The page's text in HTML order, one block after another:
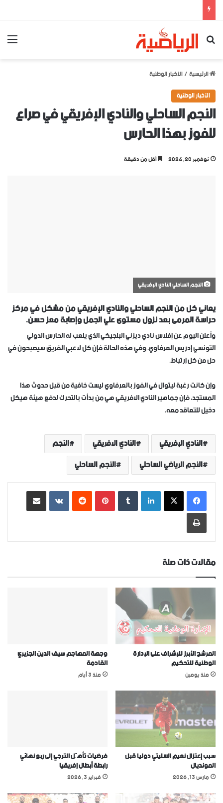
بحث عن
الرئيسية/الأخبار الوطنية
الأخبار الوطنية
النجم الساحلي والنادي الإفريقي في صراع
للفوز بهذا الحارس
نوفمبر 20, 2024 أقل من دقيقة
النجم الساحلي النادي الإفريقي
يعاني كل من النجم الساحلي والنادي الإفريقي من مشكل في مركز
حراسة المرمى بعد نزول مستوى علي الجمل وإصابة معز حسن.
وأعلن اليوم عن إفلاس نادي ديزني البلجيكي الذي يلعب له الحارس الدولي
التونسي إدريس العرفاوي، وفي هذه الحالة فإن كل لاعبي الفريق سيصبحون في
حل من كل إرتباط.
وإن كانت رغبة ليتوال في الفوز بالعرفاوي ليست خافية من قبل حدوث هذا
المستجد، فإن جماهير النادي الافريقي هي من بدأت بالتحرك لدفع هيئة هيكل
دخيل للتعاقد معه.
النادي الإفريقي النادي الافريقي
النجم
النجم الرياضي الساحلي
النجم الساحلي
لينكدإن بينتيريست ‏VKontakte
طباعة
مقالات ذات صلة
المرشح الأبرز للإشراف على الإدارة
الوطنية للتحكيم
منذ يومين
وجهة المهاجم سيف الدين الجزيري
القادمة
منذ 3 أيام
سبب إعتزال نعيم السليتي دوليا قبل
المونديال
مارس 13, 2026
فرضيات تأهّل الترجي إلى ربع نهائي
رابطة أبطال إفريقيا
فبراير 3, 2026